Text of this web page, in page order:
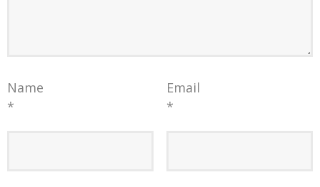
Name
*
Email
*